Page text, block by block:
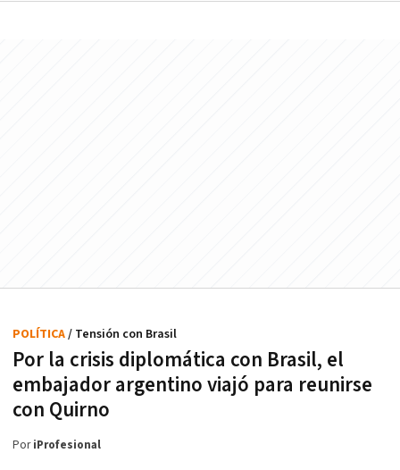
Por la crisis diplomática con Brasil, el
embajador argentino viajó para reunirse
con Quirno
POLÍTICA/ Tensión con Brasil
PoriProfesional